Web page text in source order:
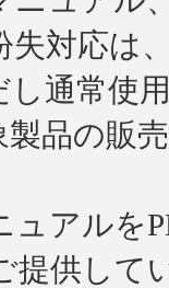
失対応は
通常使用
品の販売
アルを
提供して